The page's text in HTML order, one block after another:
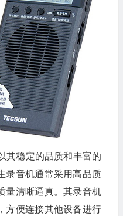
其稳定的品质和丰富的
录音机通常采用高品质
量清晰逼真。其录音机
方便连接其他设备进行